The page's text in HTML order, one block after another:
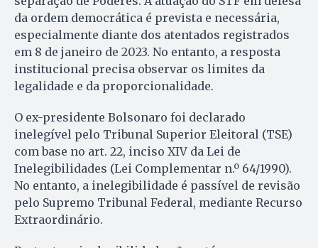
da ordem democrática é prevista e necessária,
especialmente diante dos atentados registrados
em 8 de janeiro de 2023. No entanto, a resposta
institucional precisa observar os limites da
legalidade e da proporcionalidade.
O ex-presidente Bolsonaro foi declarado
inelegível pelo Tribunal Superior Eleitoral (TSE)
com base no art. 22, inciso XIV da Lei de
Inelegibilidades (Lei Complementar n.º 64/1990).
No entanto, a inelegibilidade é passível de revisão
pelo Supremo Tribunal Federal, mediante Recurso
Extraordinário.